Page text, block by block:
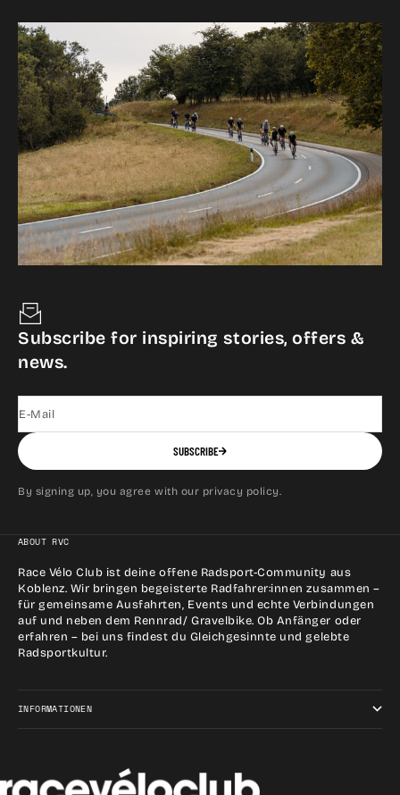
Subscribe for inspiring stories, offers &
news.
E-Mail
SUBSCRIBE
By signing up, you agree with our privacy policy.
ABOUT RVC
Race Vélo Club ist deine offene Radsport-Community aus
Koblenz. Wir bringen begeisterte Radfahrer:innen zusammen –
für gemeinsame Ausfahrten, Events und echte Verbindungen
auf und neben dem Rennrad/ Gravelbike. Ob Anfänger oder
erfahren – bei uns findest du Gleichgesinnte und gelebte
Radsportkultur.
INFORMATIONEN